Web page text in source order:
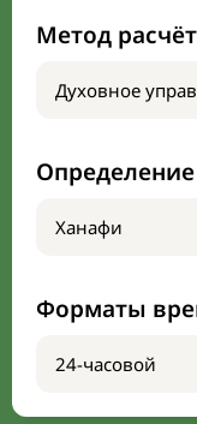
Метод
Форматы